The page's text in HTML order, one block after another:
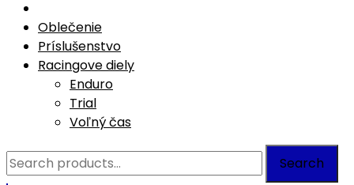
Oblečenie
Príslušenstvo
Racingove diely
Enduro
Trial
Voľný čas
Search
for:
Search